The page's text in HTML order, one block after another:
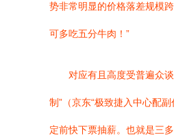
势非常明显的价格落差规模
可多吃五分牛肉！”
对应有且高度受普遍众
制”（京东“极致捷入中心配
定前快下票抽薪。也就是三